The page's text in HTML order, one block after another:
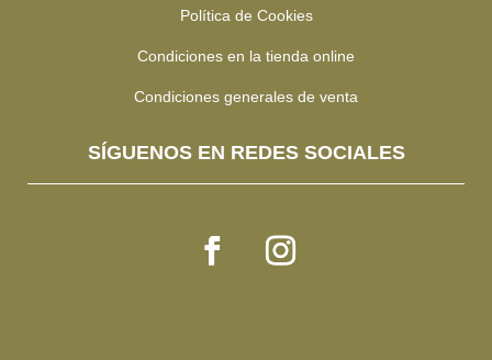
Política de Cookies
Condiciones en la tienda online
Condiciones generales de venta
SÍGUENOS EN REDES SOCIALES